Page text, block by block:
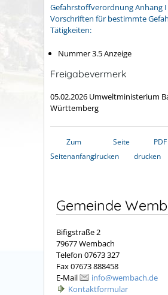
Gefahrstoffverordnung Anhang I
Vorschriften für bestimmte
Tätigkeiten:
Nummer 3.5 Anzeige
Freigabevermerk
05.02.2026 Umweltministerium
Württemberg
Zum
Seitenanfang
Seite
drucken
PDF
drucken
Gemeinde
Bifigstraße 2
79677 Wembach
Telefon 07673 327
Fax 07673 888458
E-Mail
info@wembach.de
Kontaktformular